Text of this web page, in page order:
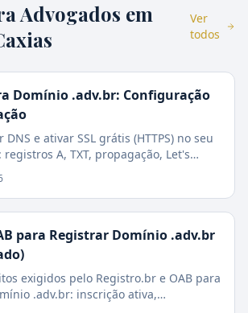
Advogados em
Ver
todos
Domínio .adv.br: Configuração
e ativar SSL grátis (HTTPS) no seu
A, TXT, propagação, Let's
de segurança.
para Registrar Domínio .adv.br
exigidos pelo Registro.br e OAB para
.adv.br: inscrição ativa,